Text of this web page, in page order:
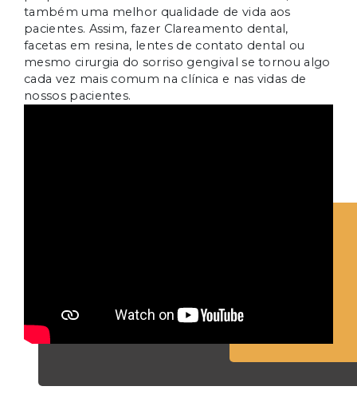
também uma melhor qualidade de vida aos
pacientes. Assim, fazer Clareamento dental,
facetas em resina, lentes de contato dental ou
mesmo cirurgia do sorriso gengival se tornou algo
cada vez mais comum na clínica e nas vidas de
nossos pacientes.